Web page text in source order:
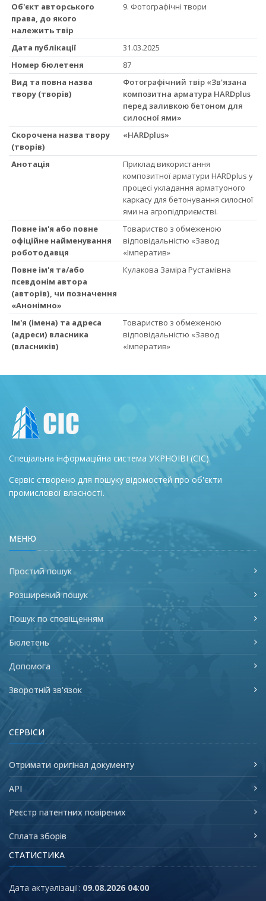
Об'єкт авторського
права, до якого
належить твір
9. Фотографічні твори
Дата публікації
31.03.2025
Номер бюлетеня
87
Вид та повна назва
твору (творів)
Фотографічний твір «Зв'язана
композитна арматура HARDplus
перед заливкою бетоном для
силосної ями»
Скорочена назва твору
(творів)
«HARDplus»
Анотація
Приклад використання
композитної арматури HARDplus у
процесі укладання арматуоного
каркасу для бетонування силосної
ями на агропідприємстві.
Повне ім'я або повне
офіційне найменування
роботодавця
Товариство з обмеженою
відповідальністю «Завод
«Імператив»
Повне ім'я та/або
псевдонім автора
(авторів), чи позначення
«Анонімно»
Кулакова Заміра Рустамівна
Ім'я (імена) та адреса
(адреси) власника
(власників)
Товариство з обмеженою
відповідальністю «Завод
«Імператив»
Спеціальна інформаційна система УКРНОІВІ (СІС).
Сервіс створено для пошуку відомостей про об'єкти
промислової власності.
МЕНЮ
Простий пошук
Розширений пошук
Пошук по сповіщенням
Бюлетень
Допомога
Зворотній зв'язок
СЕРВІСИ
Отримати оригінал документу
API
Реєстр патентних повірених
Сплата зборів
СТАТИСТИКА
Дата актуалізації: 09.08.2026 04:00